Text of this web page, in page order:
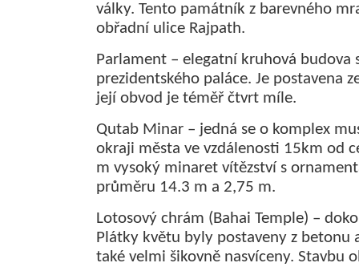
války. Tento památník z barevného
obřadní ulice Rajpath.
Parlament – elegatní kruhová budova
prezidentského paláce. Je postavena
její obvod je téměř čtvrt míle.
Qutab Minar – jedná se o komplex
okraji města ve vzdálenosti 15km od
m vysoký minaret vítězství s
průměru 14.3 m a 2,75 m.
Lotosový chrám (Bahai Temple) –
Plátky květu byly postaveny z
také velmi šikovně nasvíceny. Stavbu